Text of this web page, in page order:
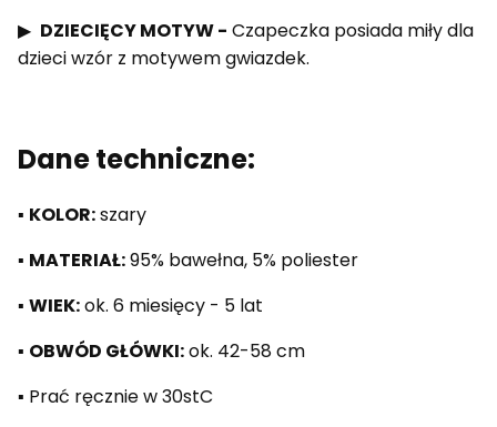
▶ DZIECIĘCY MOTYW - Czapeczka posiada miły dla
dzieci wzór z motywem gwiazdek.
Dane techniczne:
▪️ KOLOR:szary
▪️ MATERIAŁ:95% bawełna, 5% poliester
▪️ WIEK:ok. 6 miesięcy - 5 lat
▪️ OBWÓD GŁÓWKI:ok. 42-58 cm
▪️ Prać ręcznie w 30stC